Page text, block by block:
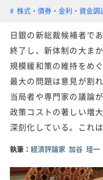
株式・債券・金利・資金調
日銀の新総裁候補者で
終了し、新体制の大ま
規模緩和策の維持をめ
最大の問題は意見が割
当局者や専門家の議論
政策コストの著しい増
深刻化している。これ
執筆： 経済評論家 加谷 珪一